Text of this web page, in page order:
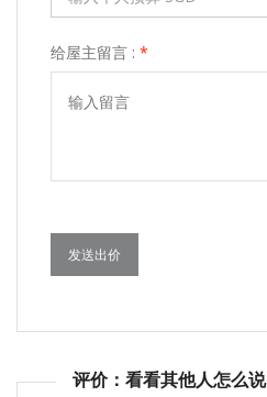
给屋主留言 : *
发送出价
评价：看看其他人怎么说